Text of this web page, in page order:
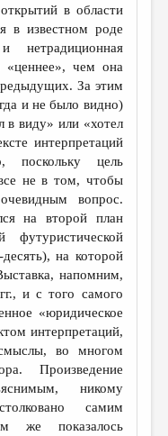
в области
в известном роде
нетрадиционная
«ценнее», чем она
За этим
и не было видно)
в виду» или «хотел
интерпретаций
цель
не в том, чтобы
вопрос.
на второй план
на которой
напомним,
и с того самого
«юридическое
интерпретаций,
во многом
Произведение
никому
самим
же показалось